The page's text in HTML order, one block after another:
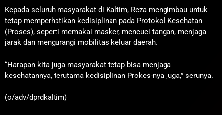
Kepada seluruh masyarakat di Kaltim, Reza mengimbau untuk
tetap memperhatikan kedisiplinan pada Protokol Kesehatan
(Proses), seperti memakai masker, mencuci tangan, menjaga
jarak dan mengurangi mobilitas keluar daerah.
“Harapan kita juga masyarakat tetap bisa menjaga
kesehatannya, terutama kedisiplinan Prokes-nya juga,” serunya.
(o/adv/dprdkaltim)